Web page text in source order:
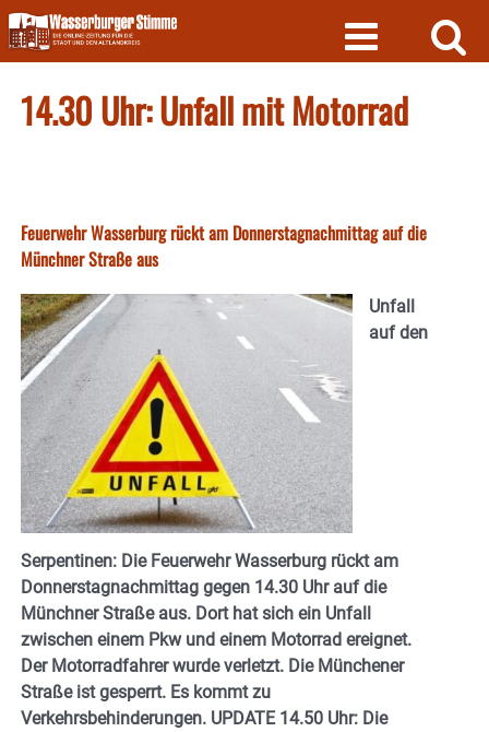
Skip
to
content
14.30 Uhr: Unfall mit Motorrad
Feuerwehr Wasserburg rückt am Donnerstagnachmittag auf die
Münchner Straße aus
Unfall
auf den
Serpentinen: Die Feuerwehr Wasserburg rückt am
Donnerstagnachmittag gegen 14.30 Uhr auf die
Münchner Straße aus. Dort hat sich ein Unfall
zwischen einem Pkw und einem Motorrad ereignet.
Der Motorradfahrer wurde verletzt. Die Münchener
Straße ist gesperrt. Es kommt zu
Verkehrsbehinderungen. UPDATE 14.50 Uhr: Die